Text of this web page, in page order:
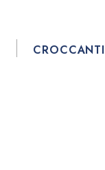
CROCCANTI